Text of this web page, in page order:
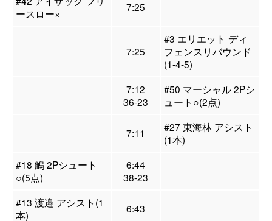
ースロー×
7:25
7:25
#3 エリエット ディ
フェンスリバウンド
(1-4-5)
7:12
36-23
#50 マーシャル 2Pシ
ュート○(2点)
7:11
#27 東海林 アシスト
(1本)
#18 鵤 2Pシュート
○(5点)
6:44
38-23
#13 渡邉 アシスト(1
本)
6:43